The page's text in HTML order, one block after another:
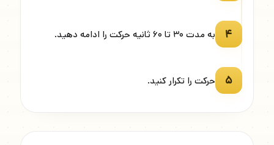
۴ به مدت ۳۰ تا ۶۰ ثانیه حرکت را ادامه دهید.
۵ حرکت را تکرار کنید.